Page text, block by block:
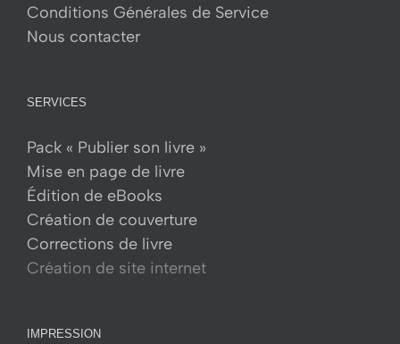
Conditions Générales de Service
Nous contacter
SERVICES
Pack « Publier son livre »
Mise en page de livre
Édition de eBooks
Création de couverture
Corrections de livre
Création de site internet
IMPRESSION